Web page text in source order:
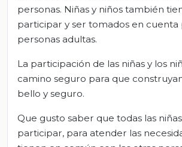
personas. Niñas y niños también
participar y ser tomados en cuenta
personas adultas.
La participación de las niñas y los
camino seguro para que
bello y seguro.
Que gusto saber que todas las
participar, para atender las